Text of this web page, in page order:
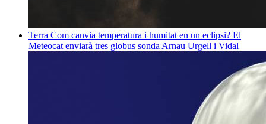
Terra Com canvia temperatura i humitat en un eclipsi? El
Meteocat enviarà tres globus sonda Arnau Urgell i Vidal